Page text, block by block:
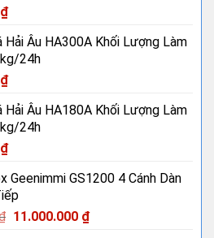
₫
Hải Âu HA300A Khối Lượng Làm
24h
₫
Hải Âu HA180A Khối Lượng Làm
24h
₫
Geenimmi GS1200 4 Cánh Dàn
Giá
11.000.000 ₫Giá